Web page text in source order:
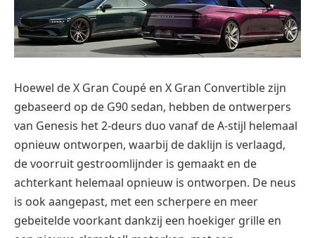
Hoewel de X Gran Coupé en X Gran Convertible zijn
gebaseerd op de G90 sedan, hebben de ontwerpers
van Genesis het 2-deurs duo vanaf de A-stijl helemaal
opnieuw ontworpen, waarbij de daklijn is verlaagd,
de voorruit gestroomlijnder is gemaakt en de
achterkant helemaal opnieuw is ontworpen. De neus
is ook aangepast, met een scherpere en meer
gebeitelde voorkant dankzij een hoekiger grille en